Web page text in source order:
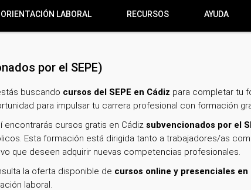
ORIENTACIÓN LABORAL RECURSOS AYUDA
por el SEPE)
buscando cursos del SEPE en Cádiz para completar tu
para impulsar tu carrera profesional con formación
encontrarás cursos gratis en Cádiz subvencionados por el
Esta formación está dirigida tanto a trabajadores/as
que deseen adquirir nuevas competencias profesionales.
la oferta disponible de cursos online y presenciales en
laboral.